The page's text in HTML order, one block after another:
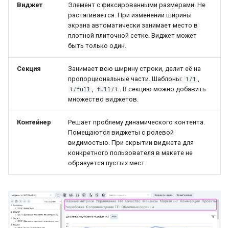
Виджет
Элемент с фиксированными размерами. Не
растягивается. При изменении ширины
экрана автоматически занимает место в
плотной плиточной сетке. Виджет может
быть только один.
Секция
Занимает всю ширину строки, делит её на
пропорциональные части. Шаблоны: 1/1
1/full full/1
. В секцию можно добавить
множество виджетов.
Контейнер
Решает проблему динамического контента.
Помещаются виджеты с ролевой
видимостью. При скрытии виджета для
конкретного пользователя в макете не
образуется пустых мест.